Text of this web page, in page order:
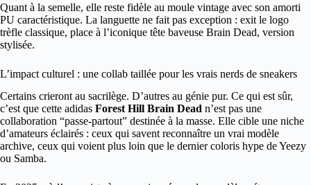
Quant à la semelle, elle reste fidèle au moule vintage avec son amorti
PU caractéristique. La languette ne fait pas exception : exit le logo
trèfle classique, place à l’iconique tête baveuse Brain Dead, version
stylisée.
L’impact culturel : une collab taillée pour les vrais nerds de sneakers
Certains crieront au sacrilège. D’autres au génie pur. Ce qui est sûr,
c’est que cette adidas Forest Hill Brain Dead n’est pas une
collaboration “passe-partout” destinée à la masse. Elle cible une niche
d’amateurs éclairés : ceux qui savent reconnaître un vrai modèle
archive, ceux qui voient plus loin que le dernier coloris hype de Yeezy
ou Samba.